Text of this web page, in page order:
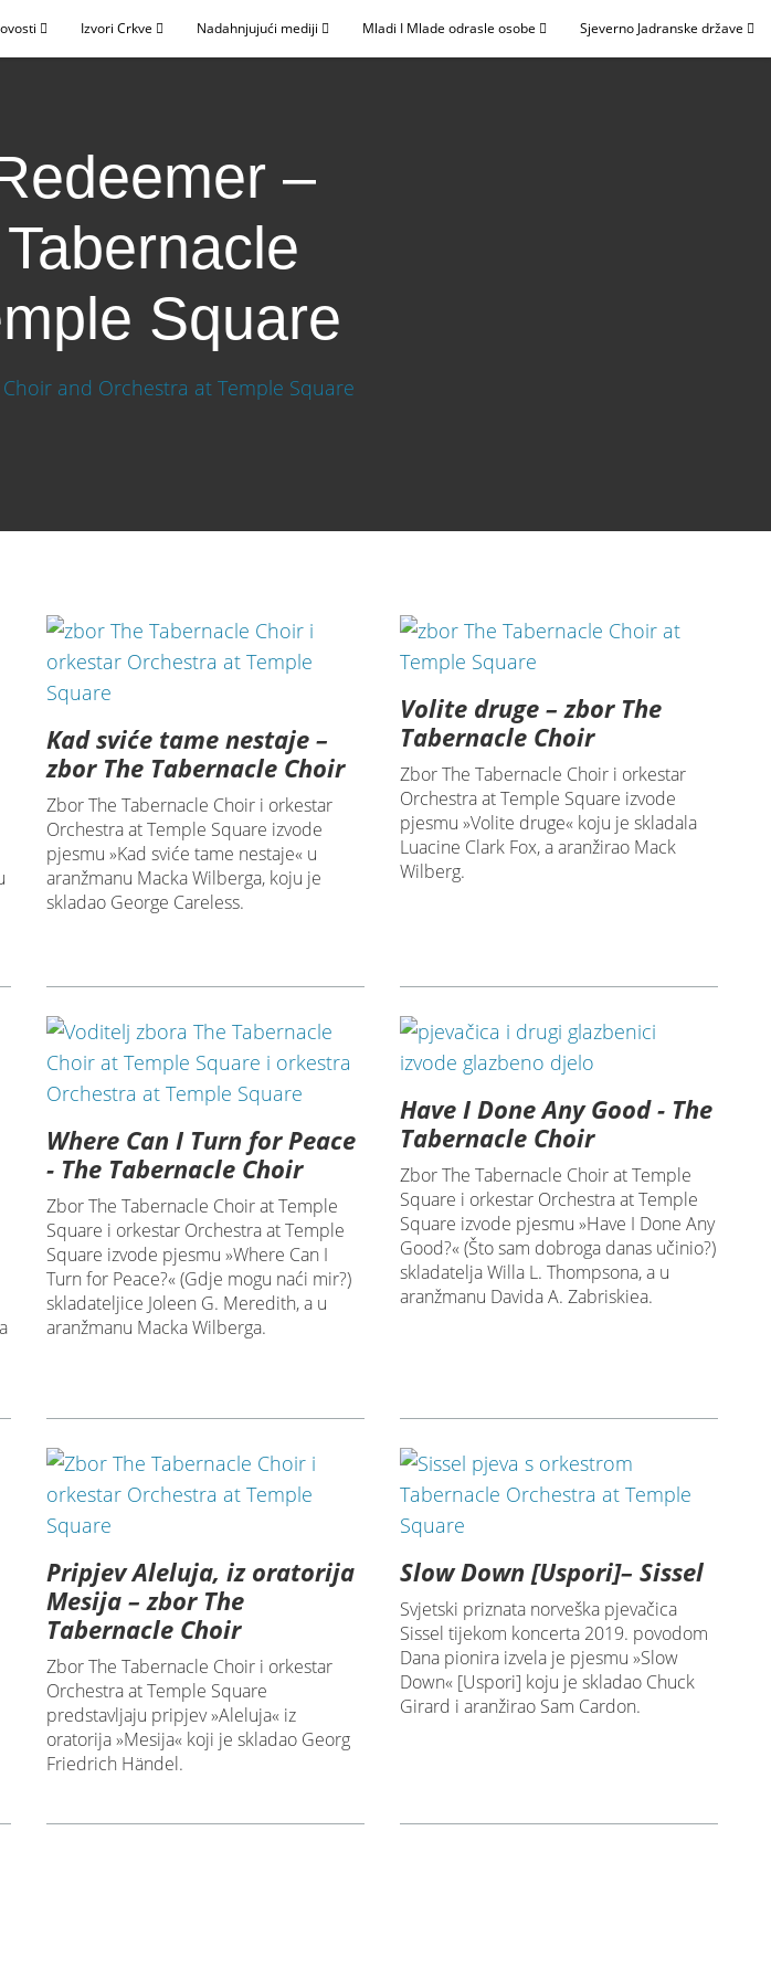
Izvori Crkve Nadahnjujući mediji Mladi I Mlade odrasle osobe Sjeverno Jadranske države
–
Square
Kad sviće tame nestaje –
zbor The Tabernacle Choir
Zbor The Tabernacle Choir i orkestar
Orchestra at Temple Square izvode
pjesmu »Kad sviće tame nestaje« u
aranžmanu Macka Wilberga, koju je
skladao George Careless.
Volite druge – zbor The
Tabernacle Choir
Zbor The Tabernacle Choir i orkestar
Orchestra at Temple Square izvode
pjesmu »Volite druge« koju je skladala
Luacine Clark Fox, a aranžirao Mack
Wilberg.
Where Can I Turn for Peace
- The Tabernacle Choir
Zbor The Tabernacle Choir at Temple
Square i orkestar Orchestra at Temple
Square izvode pjesmu »Where Can I
Turn for Peace?« (Gdje mogu naći mir?)
skladateljice Joleen G. Meredith, a u
aranžmanu Macka Wilberga.
Have I Done Any Good - The
Tabernacle Choir
Zbor The Tabernacle Choir at Temple
Square i orkestar Orchestra at Temple
Square izvode pjesmu »Have I Done Any
Good?« (Što sam dobroga danas učinio?)
skladatelja Willa L. Thompsona, a u
aranžmanu Davida A. Zabriskiea.
Pripjev Aleluja, iz oratorija
Mesija – zbor The
Tabernacle Choir
Zbor The Tabernacle Choir i orkestar
Orchestra at Temple Square
predstavljaju pripjev »Aleluja« iz
oratorija »Mesija« koji je skladao Georg
Friedrich Händel.
Slow Down [Uspori]– Sissel
Svjetski priznata norveška pjevačica
Sissel tijekom koncerta 2019. povodom
Dana pionira izvela je pjesmu »Slow
Down« [Uspori] koju je skladao Chuck
Girard i aranžirao Sam Cardon.